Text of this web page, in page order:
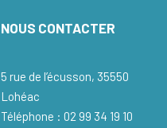
NOUS CONTACTER
5 rue de l’écusson, 35550
Lohéac
Téléphone : 02 99 34 19 10